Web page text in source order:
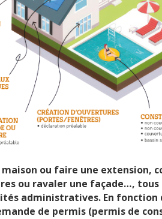
ou faire une extension,
ou ravaler une façade…,
administratives. En
de permis (permis de